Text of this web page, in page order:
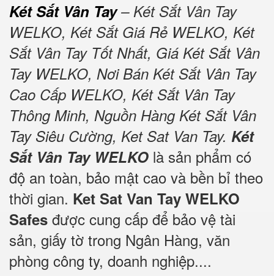
Két Sắt Vân Tay– Két Sắt Vân Tay
WELKO, Két Sắt Giá Rẻ WELKO, Két
Sắt Vân Tay Tốt Nhất, Giá Két Sắt Vân
Tay WELKO, Nơi Bán Két Sắt Vân Tay
Cao Cấp WELKO, Két Sắt Vân Tay
Thông Minh, Nguồn Hàng Két Sắt Vân
Tay Siêu Cường, Ket Sat Van Tay. Két
Sắt Vân Tay WELKO là sản phẩm có
độ an toàn, bảo mật cao và bền bỉ theo
thời gian. Ket Sat Van Tay WELKO
Safes được cung cấp để bảo vệ tài
sản, giấy tờ trong Ngân Hàng, văn
phòng công ty, doanh nghiệp....